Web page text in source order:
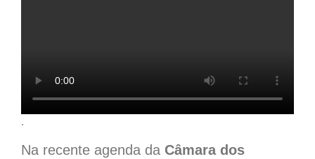
.
Na recente agenda da Câmara dos